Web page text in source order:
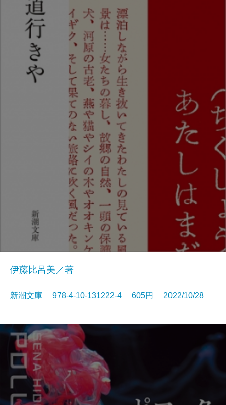
伊藤比呂美／著
新潮文庫 978-4-10-131222-4 605円 2022/10/28